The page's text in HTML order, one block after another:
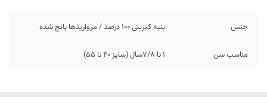
جنس پنبه کبریتی 100 درصد / مرواریدها پانچ شده
مناسب سن 1 تا 7/8سال (سایز 40 تا 55)